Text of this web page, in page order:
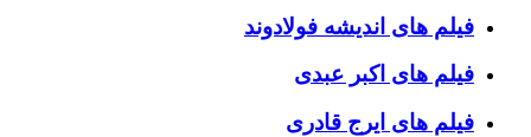
فیلم های اندیشه فولادوند
فیلم های اکبر عبدی
فیلم های ایرج قادری